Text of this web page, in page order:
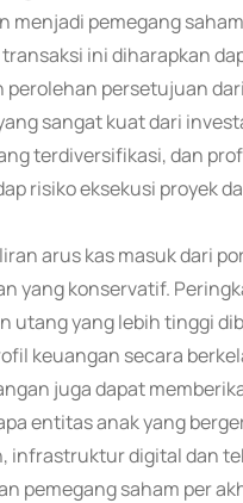
menjadi pemegang
ini diharapkan
persetujuan
sangat kuat dari
terdiversifikasi, dan
risiko eksekusi proyek
arus kas masuk dari
yang konservatif.
utang yang lebih tinggi
keuangan secara
juga dapat
entitas anak yang
digital dan
pemegang saham per